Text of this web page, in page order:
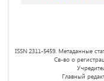
ISSN 2311-5459. Метаданные
Св-во о
Главный